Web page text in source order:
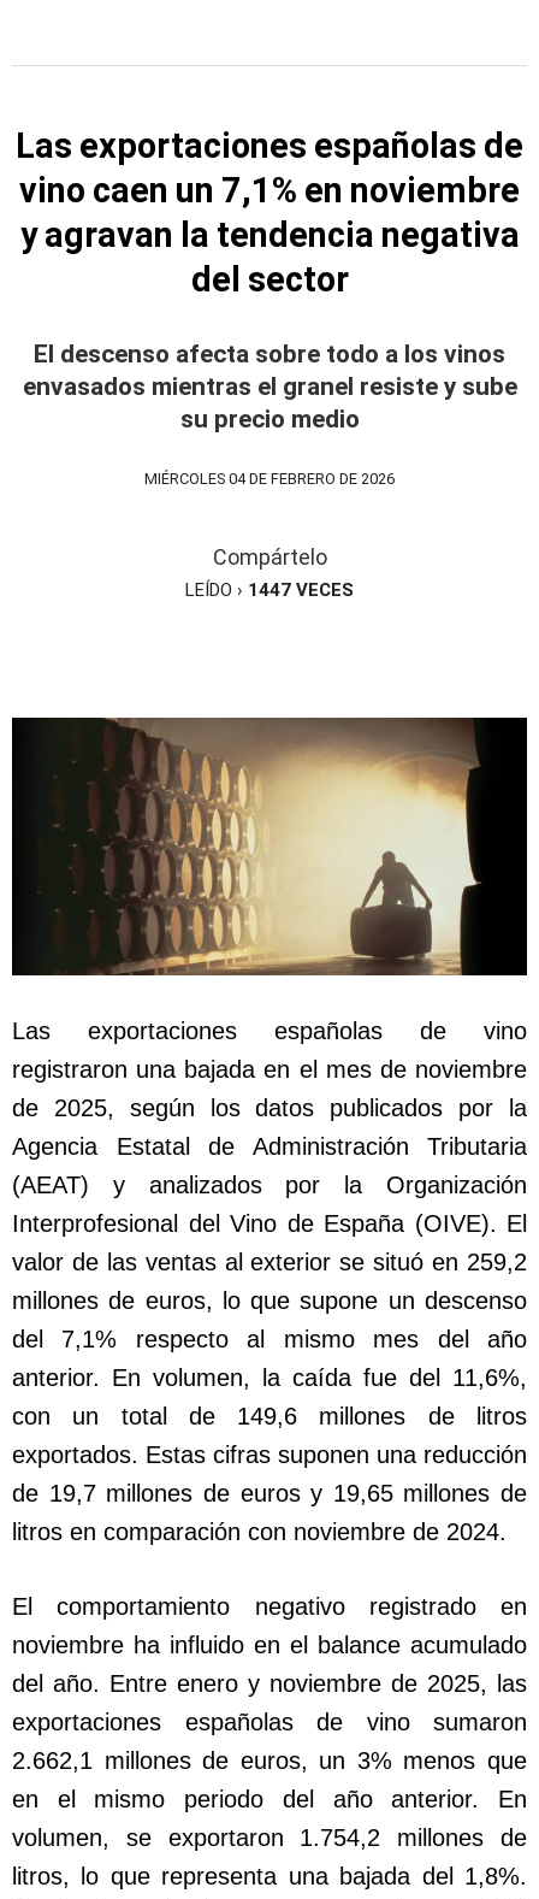
Las exportaciones españolas de
vino caen un 7,1% en noviembre
y agravan la tendencia negativa
del sector
El descenso afecta sobre todo a los vinos
envasados mientras el granel resiste y sube
su precio medio
MIÉRCOLES 04 DE FEBRERO DE 2026
Compártelo
LEÍDO › 1447 VECES
Las exportaciones españolas de vino
registraron una bajada en el mes de noviembre
de 2025, según los datos publicados por la
Agencia Estatal de Administración Tributaria
(AEAT) y analizados por la Organización
Interprofesional del Vino de España (OIVE). El
valor de las ventas al exterior se situó en 259,2
millones de euros, lo que supone un descenso
del 7,1% respecto al mismo mes del año
anterior. En volumen, la caída fue del 11,6%,
con un total de 149,6 millones de litros
exportados. Estas cifras suponen una reducción
de 19,7 millones de euros y 19,65 millones de
litros en comparación con noviembre de 2024.
El comportamiento negativo registrado en
noviembre ha influido en el balance acumulado
del año. Entre enero y noviembre de 2025, las
exportaciones españolas de vino sumaron
2.662,1 millones de euros, un 3% menos que
en el mismo periodo del año anterior. En
volumen, se exportaron 1.754,2 millones de
litros, lo que representa una bajada del 1,8%.